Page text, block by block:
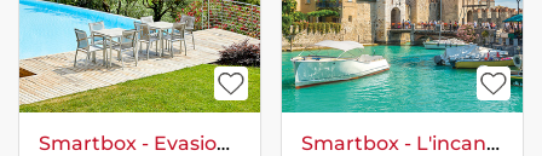
Smartbox - Evasione e relax nella natura Smartbox - L'incantesimo del lago: 2 giorni sulle rive del Garda